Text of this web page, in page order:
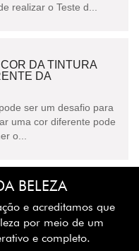
realizar o Teste d...
DA TINTURA
DA
ser um desafio para
uma cor diferente pode
o...
BELEZA
e acreditamos que
por meio de um
e completo.